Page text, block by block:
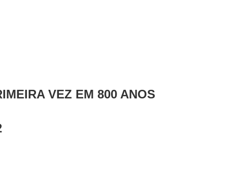
VEZ EM 800 ANOS